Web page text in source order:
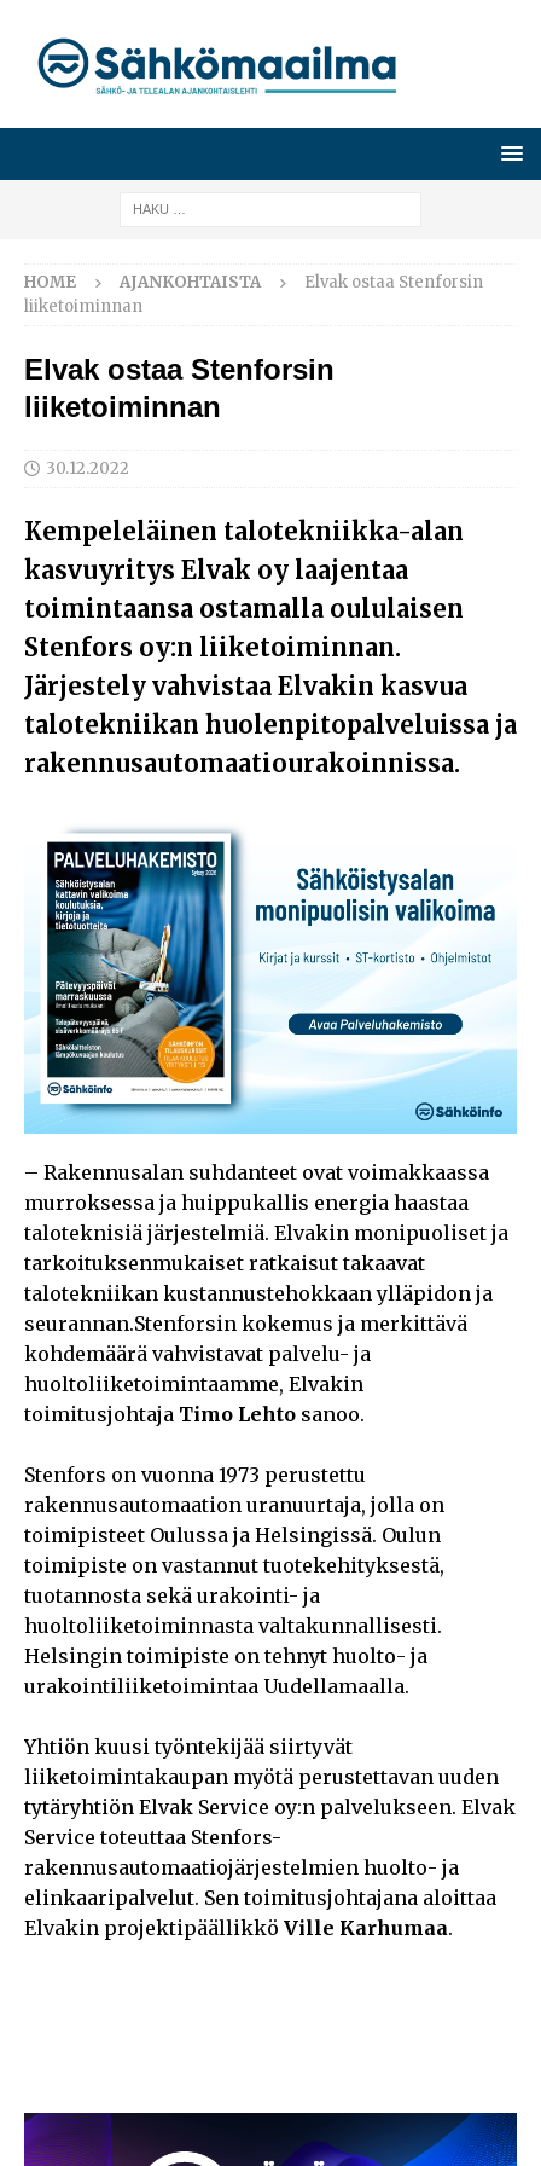
HOME AJANKOHTAISTA
Elvak ostaa Stenforsin
liiketoiminnan
Elvak ostaa Stenforsin
liiketoiminnan
30.12.2022
Kempeleläinen talotekniikka-alan
kasvuyritys Elvak oy laajentaa
toimintaansa ostamalla oululaisen
Stenfors oy:n liiketoiminnan.
Järjestely vahvistaa Elvakin kasvua
talotekniikan huolenpitopalveluissa ja
rakennusautomaatiourakoinnissa.
– Rakennusalan suhdanteet ovat voimakkaassa
murroksessa ja huippukallis energia haastaa
taloteknisiä järjestelmiä. Elvakin monipuoliset ja
tarkoituksenmukaiset ratkaisut takaavat
talotekniikan kustannustehokkaan ylläpidon ja
seurannan.Stenforsin kokemus ja merkittävä
kohdemäärä vahvistavat palvelu- ja
huoltoliiketoimintaamme, Elvakin
toimitusjohtaja Timo Lehto sanoo.
Stenfors on vuonna 1973 perustettu
rakennusautomaation uranuurtaja, jolla on
toimipisteet Oulussa ja Helsingissä. Oulun
toimipiste on vastannut tuotekehityksestä,
tuotannosta sekä urakointi- ja
huoltoliiketoiminnasta valtakunnallisesti.
Helsingin toimipiste on tehnyt huolto- ja
urakointiliiketoimintaa Uudellamaalla.
Yhtiön kuusi työntekijää siirtyvät
liiketoimintakaupan myötä perustettavan uuden
tytäryhtiön Elvak Service oy:n palvelukseen. Elvak
Service toteuttaa Stenfors-
rakennusautomaatiojärjestelmien huolto- ja
elinkaaripalvelut. Sen toimitusjohtajana aloittaa
Elvakin projektipäällikkö Ville Karhumaa.